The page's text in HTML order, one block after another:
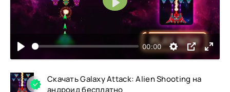
00:00
Воспроизвести
Скачать Galaxy Attack: Alien Shooting на
андроид бесплатно